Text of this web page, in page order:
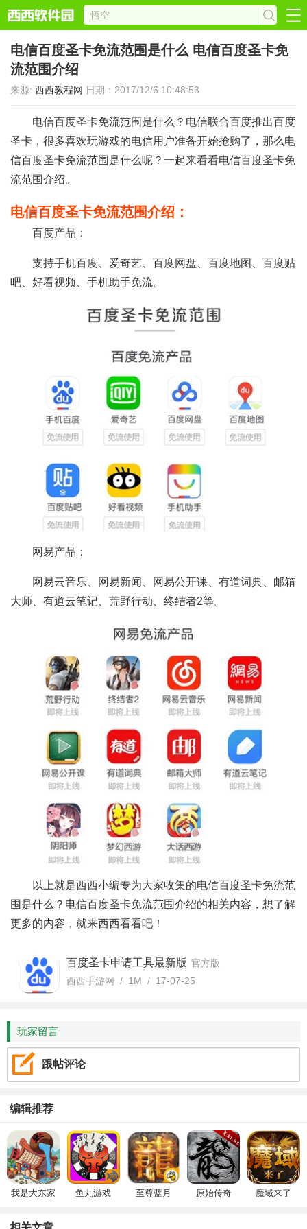
电信百度圣卡免流范围是什么 电信百度圣卡免
流范围介绍
来源: 西西教程网 日期：2017/12/6 10:48:53
电信百度圣卡免流范围是什么？电信联合百度推出百度
圣卡，很多喜欢玩游戏的电信用户准备开始抢购了，那么电
信百度圣卡免流范围是什么呢？一起来看看电信百度圣卡免
流范围介绍。
电信百度圣卡免流范围介绍：
百度产品：
支持手机百度、爱奇艺、百度网盘、百度地图、百度贴
吧、好看视频、手机助手免流。
网易产品：
网易云音乐、网易新闻、网易公开课、有道词典、邮箱
大师、有道云笔记、荒野行动、终结者2等。
以上就是西西小编专为大家收集的电信百度圣卡免流范
围是什么？电信百度圣卡免流范围介绍的相关内容，想了解
更多的内容，就来西西看看吧！
百度圣卡申请工具最新版 官方版
西西手游网 / 1M / 17-07-25
玩家留言
跟帖评论
编辑推荐
我是大东家 鱼丸游戏 至尊蓝月 原始传奇 魔域来了